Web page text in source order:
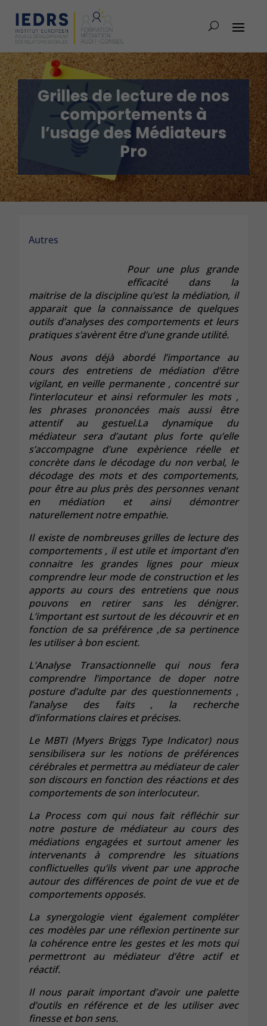
Grilles de lecture de nos
comportements à
l’usage des Médiateurs
Pro
Autres
Pour une plus grande
efficacité dans la
maitrise de la discipline qu’est la médiation, il
apparait que la connaissance de quelques
outils d’analyses des comportements et leurs
pratiques s’avèrent être d’une grande utilité.
Nous avons déjà abordé l’importance au
cours des entretiens de médiation d’être
vigilant, en veille permanente , concentré sur
l’interlocuteur et ainsi reformuler les mots ,
les phrases prononcées mais aussi être
attentif au gestuel.La dynamique du
médiateur sera d’autant plus forte qu’elle
s’accompagne d’une expèrience réelle et
concrète dans le décodage du non verbal, le
décodage des mots et des comportements,
pour être au plus près des personnes venant
en médiation et ainsi démontrer
naturellement notre empathie.
Il existe de nombreuses grilles de lecture des
comportements , il est utile et important d’en
connaitre les grandes lignes pour mieux
comprendre leur mode de construction et les
apports au cours des entretiens que nous
pouvons en retirer sans les dénigrer.
L’important est surtout de les découvrir et en
fonction de sa préférence ,de sa pertinence
les utiliser à bon escient.
L’Analyse Transactionnelle qui nous fera
comprendre l’importance de doper notre
posture d’adulte par des questionnements ,
l’analyse des faits , la recherche
d’informations claires et précises.
Le MBTI (Myers Briggs Type Indicator) nous
sensibilisera sur les notions de préférences
cérébrales et permettra au médiateur de caler
son discours en fonction des réactions et des
comportements de son interlocuteur.
La Process com qui nous fait réfléchir sur
notre posture de médiateur au cours des
médiations engagées et surtout amener les
intervenants à comprendre les situations
conflictuelles qu’ils vivent par une approche
autour des différences de point de vue et de
comportements opposés.
La synergologie vient également compléter
ces modèles par une réflexion pertinente sur
la cohérence entre les gestes et les mots qui
permettront au médiateur d’être actif et
réactif.
Il nous parait important d’avoir une palette
d’outils en référence et de les utiliser avec
finesse et bon sens.